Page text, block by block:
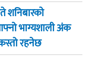
शनिबारकाे
भाग्यशाली अंक
रहनेछ